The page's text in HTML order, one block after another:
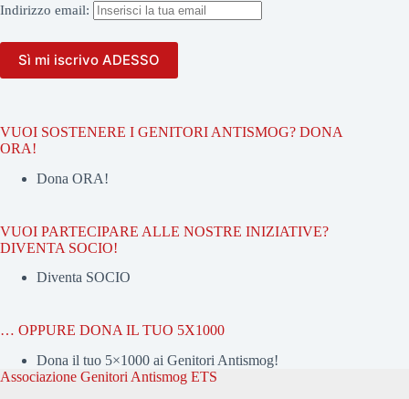
Indirizzo email:
VUOI SOSTENERE I GENITORI ANTISMOG? DONA
ORA!
Dona ORA!
VUOI PARTECIPARE ALLE NOSTRE INIZIATIVE?
DIVENTA SOCIO!
Diventa SOCIO
… OPPURE DONA IL TUO 5X1000
Dona il tuo 5×1000 ai Genitori Antismog!
Associazione Genitori Antismog ETS